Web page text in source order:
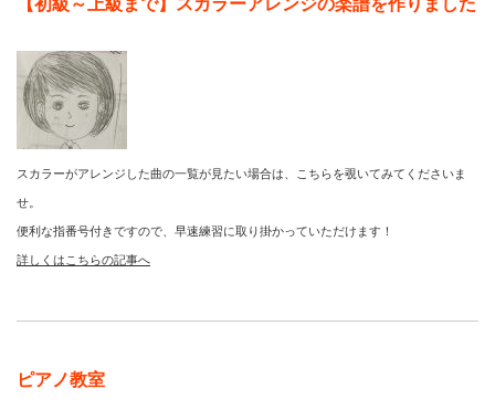
スカラーがアレンジした曲の一覧が見たい場合は、こちらを覗いてみてくださいま
せ。
便利な指番号付きですので、早速練習に取り掛かっていただけます！
詳しくはこちらの記事へ
ピアノ教室